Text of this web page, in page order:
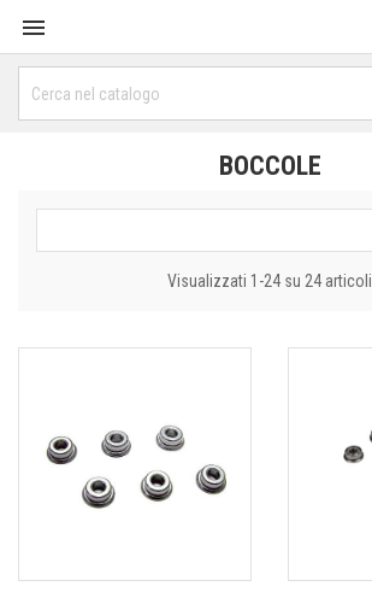

BOCCOLE
Visualizzati 1-24 su 24 articoli